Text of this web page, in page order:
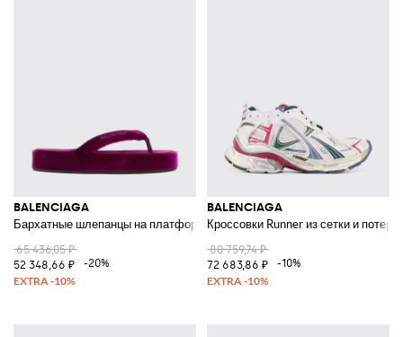
BALENCIAGA
Бархатные шлепанцы на платформе
65 436,05 ₽
52 348,66 ₽
-20%
BALENCIAGA
Кроссовки Runner из сетки и
80 759,74 ₽
72 683,86 ₽
-10%